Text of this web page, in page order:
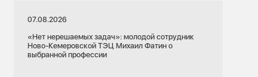
07.08.2026
«Нет нерешаемых задач»: молодой сотрудник
Ново-Кемеровской ТЭЦ Михаил Фатин о
выбранной профессии